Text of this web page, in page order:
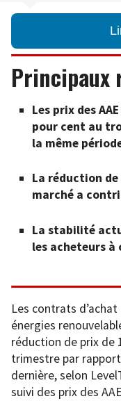
Principaux
Les prix des
pour cent au
la même
La réduction
marché a
La stabilité
les acheteurs à
Les contrats
énergies
réduction de prix de
trimestre par rapport
dernière, selon
suivi des prix des